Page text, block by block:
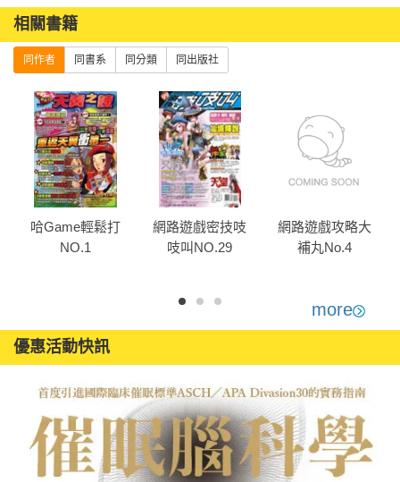
相關書籍
同作者 同書系 同分類 同出版社
哈Game輕鬆打
NO.1
網路遊戲密技吱
吱叫NO.29
網路遊戲攻略大
補丸No.4
more
優惠活動快訊